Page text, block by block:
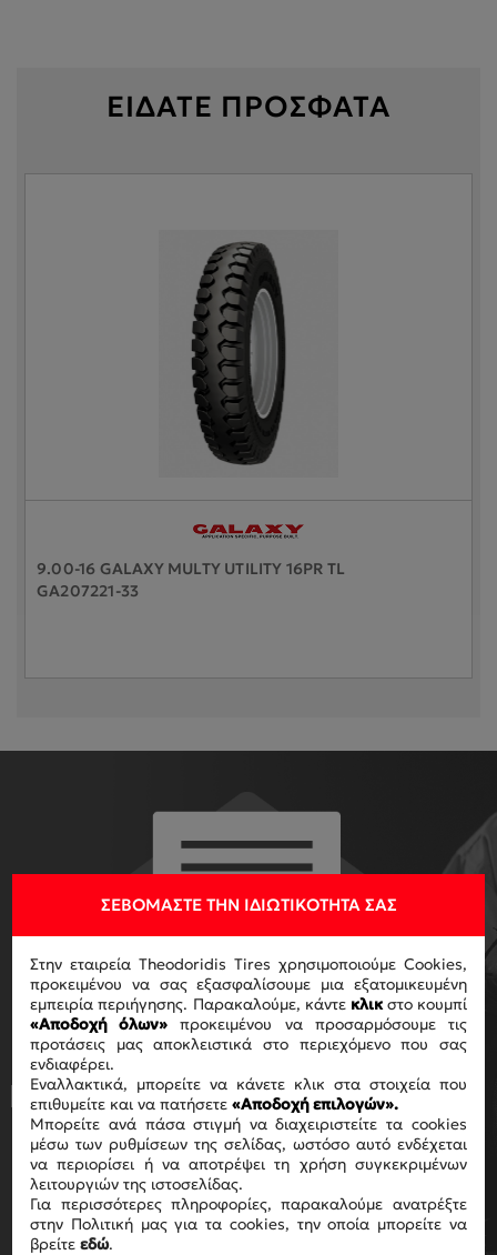
ΕΙΔΑΤΕ ΠΡΟΣΦΑΤΑ
9.00-16 GALAXY MULTY UTILITY 16PR TL
GA207221-33
ΓΙΑ ΝΑ ΛΑΜΒΑΝΕΙΣ ΤΟ
NEWSLETTER ΜΑΣ
Με την ολοκλήρωση της αγοράς
αποδέχεστε τους όρους χρήσηςΟΡΟΥΣ
ΧΡΗΣΗΣ .
ΕΓΓΡΑΦΗ
ΣΕΒΌΜΑΣΤΕ ΤΗΝ ΙΔΙΩΤΙΚΌΤΗΤΆ ΣΑΣ
Στην εταιρεία Theodoridis Tires χρησιμοποιούμε Cookies,
προκειμένου να σας εξασφαλίσουμε μια εξατομικευμένη
εμπειρία περιήγησης. Παρακαλούμε, κάντε κλικ στο κουμπί
«Αποδοχή όλων» προκειμένου να προσαρμόσουμε τις
προτάσεις μας αποκλειστικά στο περιεχόμενο που σας
ενδιαφέρει.
Εναλλακτικά, μπορείτε να κάνετε κλικ στα στοιχεία που
επιθυμείτε και να πατήσετε«Αποδοχή επιλογών».
Μπορείτε ανά πάσα στιγμή να διαχειριστείτε τα cookies
μέσω των ρυθμίσεων της σελίδας, ωστόσο αυτό ενδέχεται
να περιορίσει ή να αποτρέψει τη χρήση συγκεκριμένων
λειτουργιών της ιστοσελίδας.
Για περισσότερες πληροφορίες, παρακαλούμε ανατρέξτε
στην Πολιτική μας για τα cookies, την οποία μπορείτε να
βρείτεεδώ.